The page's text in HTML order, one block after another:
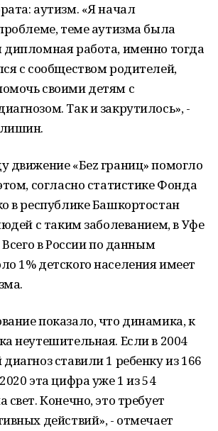
аутизм. «Я начал
теме аутизма была
работа, именно тогда
с сообществом родителей,
своими детям с
Так и закрутилось», -
движение «Беz границ» помогло
согласно статистике Фонда
в республике Башкортостан
с таким заболеванием, в Уфе
Всего в России по данным
1% детского населения имеет
показало, что динамика, к
неутешительная. Если в 2004
ставили 1 ребенку из 166
эта цифра уже 1 из 54
свет. Конечно, это требует
действий», - отмечает